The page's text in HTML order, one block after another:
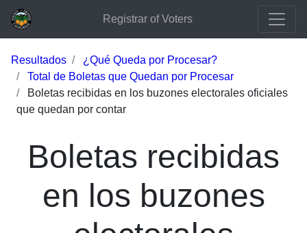
Registrar of Voters
Resultados
¿Qué Queda por Procesar?
Total de Boletas que Quedan por Procesar
Boletas recibidas en los buzones electorales oficiales
que quedan por contar
Boletas recibidas
en los buzones